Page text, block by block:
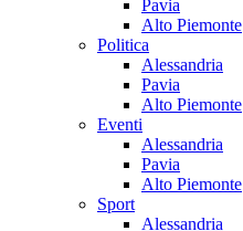
Pavia
Alto Piemonte
Politica
Alessandria
Pavia
Alto Piemonte
Eventi
Alessandria
Pavia
Alto Piemonte
Sport
Alessandria